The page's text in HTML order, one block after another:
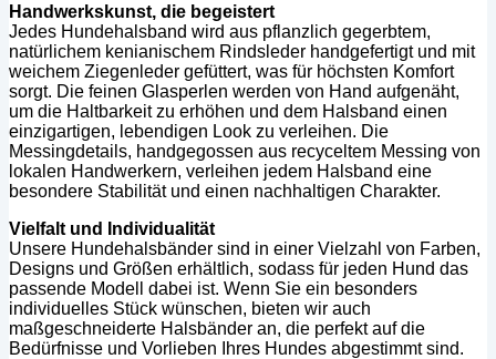
Handwerkskunst, die begeistert
Jedes Hundehalsband wird aus pflanzlich gegerbtem,
natürlichem kenianischem Rindsleder handgefertigt und mit
weichem Ziegenleder gefüttert, was für höchsten Komfort
sorgt. Die feinen Glasperlen werden von Hand aufgenäht,
um die Haltbarkeit zu erhöhen und dem Halsband einen
einzigartigen, lebendigen Look zu verleihen. Die
Messingdetails, handgegossen aus recyceltem Messing von
lokalen Handwerkern, verleihen jedem Halsband eine
besondere Stabilität und einen nachhaltigen Charakter.
Vielfalt und Individualität
Unsere Hundehalsbänder sind in einer Vielzahl von Farben,
Designs und Größen erhältlich, sodass für jeden Hund das
passende Modell dabei ist. Wenn Sie ein besonders
individuelles Stück wünschen, bieten wir auch
maßgeschneiderte Halsbänder an, die perfekt auf die
Bedürfnisse und Vorlieben Ihres Hundes abgestimmt sind.